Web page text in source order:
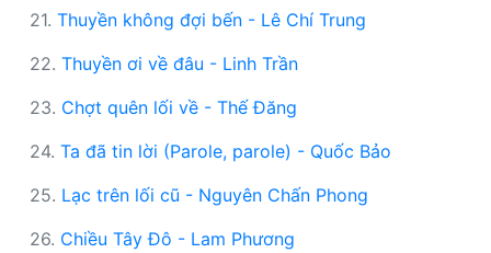
21. Thuyền không đợi bến - Lê Chí Trung
22. Thuyền ơi về đâu - Linh Trần
23. Chợt quên lối về - Thế Đăng
24. Ta đã tin lời (Parole, parole) - Quốc Bảo
25. Lạc trên lối cũ - Nguyên Chấn Phong
26. Chiều Tây Đô - Lam Phương